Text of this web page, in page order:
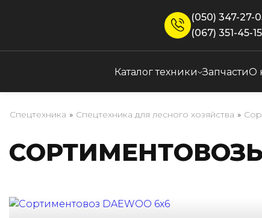
(050) 347-27-
(067) 351-45-15
Каталог техники ЗапчастиО
Спецтехника » Спецтехника для лесного хозяйства »